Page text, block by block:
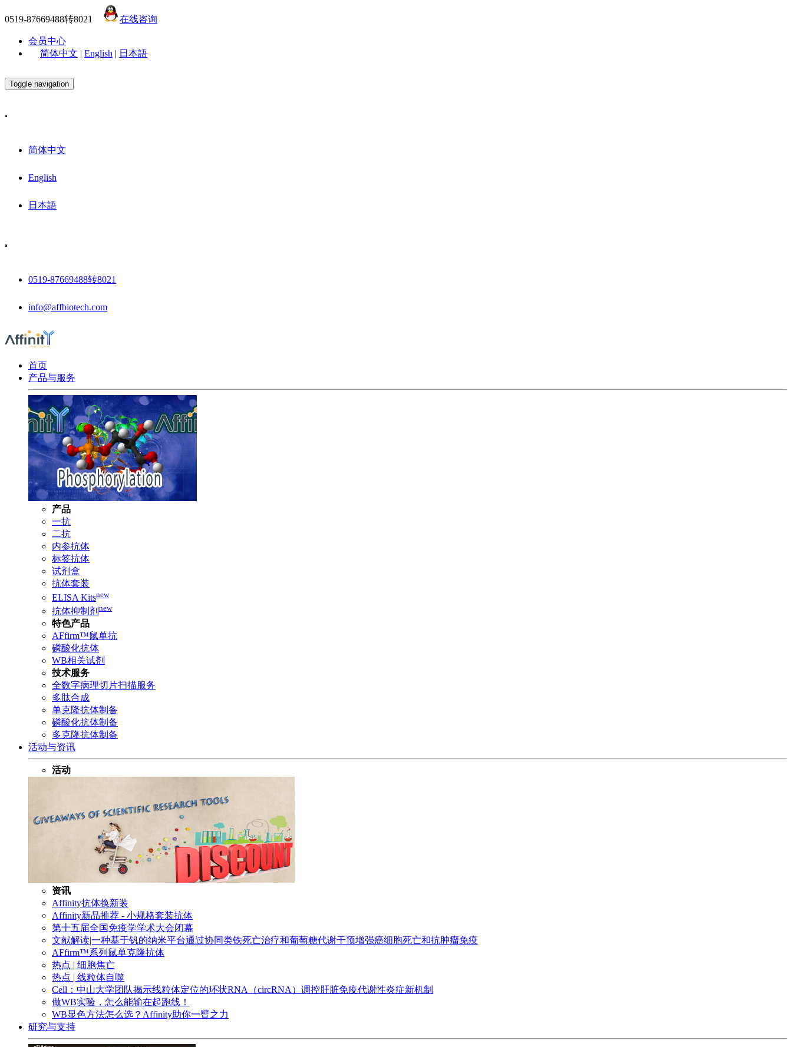
0519-87669488转8021 在线咨询
会员中心
简体中文 | English | 日本語
Toggle navigation
简体中文
English
日本語
0519-87669488转8021
info@affbiotech.com
首页
产品与服务
产品
一抗
二抗
内参抗体
标签抗体
试剂盒
抗体套装
ELISA Kitsnew
抗体抑制剂 new
特色产品
AFfirm™鼠单抗
磷酸化抗体
WB相关试剂
技术服务
全数字病理切片扫描服务
多肽合成
单克隆抗体制备
磷酸化抗体制备
多克隆抗体制备
活动与资讯
活动
资讯
Affinity抗体换新装
Affinity新品推荐 - 小规格套装抗体
第十五届全国免疫学学术大会闭幕
文献解读|一种基于钒的纳米平台通过协同类铁死亡治疗和葡萄糖代谢干预增强癌细胞死亡和抗肿瘤免疫
AFfirm™系列鼠单克隆抗体
热点 | 细胞焦亡
热点 | 线粒体自噬
Cell：中山大学团队揭示线粒体定位的环状RNA（circRNA）调控肝脏免疫代谢性炎症新机制
做WB实验，怎么能输在起跑线！
WB显色方法怎么选？Affinity助你一臂之力
研究与支持